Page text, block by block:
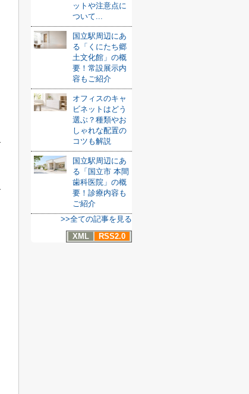
ットや注意点に
ついて...
国立駅周辺にあ
る「くにたち郷
土文化館」の概
要！常設展示内
容もご紹介
オフィスのキャ
ビネットはどう
選ぶ？種類やお
しゃれな配置の
コツも解説
国立駅周辺にあ
る「国立市 本間
歯科医院」の概
要！診療内容も
ご紹介
>>全ての記事を見る
XML
RSS2.0